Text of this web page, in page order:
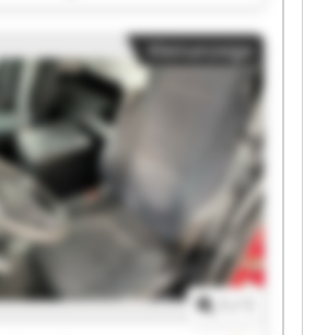
Shine Consultancy Padraig
Padraig Shine Consultancy
Padraig Shine
Shine Consultancy Padraig
Padraig Shine Consultancy
Padraig Shine
Shine Consultancy Padraig
Padraig Shine Consultancy
Kleinanzeige